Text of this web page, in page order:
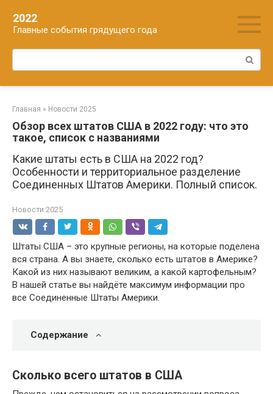
контенту
2022
Главные события грядущего года
Главная » Новости 2025
Обзор всех штатов США в 2022 году: что это
такое, список с названиями
Какие штаты есть в США на 2022 год?
Особенности и территориальное разделение
Соединенных Штатов Америки. Полный список.
Новости 2025
Штаты США – это крупные регионы, на которые поделена
вся страна. А вы знаете, сколько есть штатов в Америке?
Какой из них называют великим, а какой картофельным?
В нашей статье вы найдёте максимум информации про
все Соединенные Штаты Америки.
Содержание
Сколько всего штатов в США